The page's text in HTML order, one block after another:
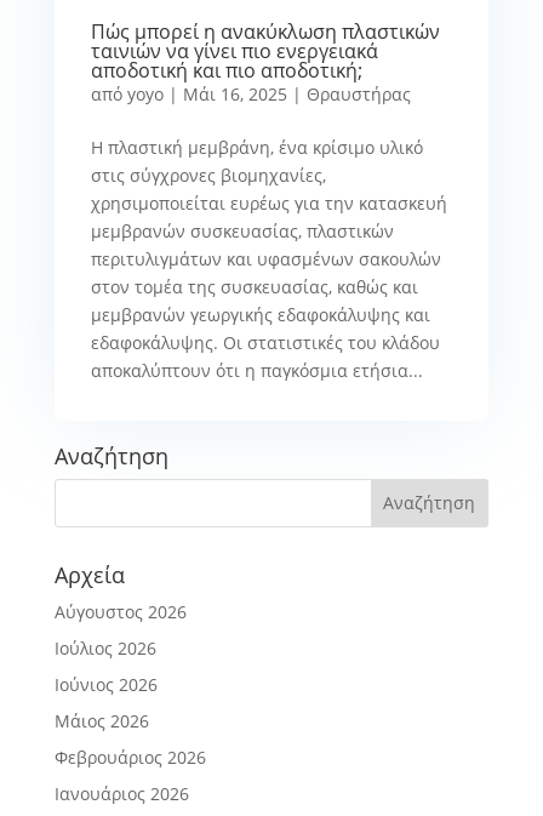
Πώς μπορεί η ανακύκλωση πλαστικών
ταινιών να γίνει πιο ενεργειακά
αποδοτική και πιο αποδοτική;
από yoyo| Μάι 16, 2025 | Θραυστήρας
Η πλαστική μεμβράνη, ένα κρίσιμο υλικό
στις σύγχρονες βιομηχανίες,
χρησιμοποιείται ευρέως για την κατασκευή
μεμβρανών συσκευασίας, πλαστικών
περιτυλιγμάτων και υφασμένων σακουλών
στον τομέα της συσκευασίας, καθώς και
μεμβρανών γεωργικής εδαφοκάλυψης και
εδαφοκάλυψης. Οι στατιστικές του κλάδου
αποκαλύπτουν ότι η παγκόσμια ετήσια...
Αναζήτηση
Αρχεία
Αύγουστος 2026
Ιούλιος 2026
Ιούνιος 2026
Μάιος 2026
Φεβρουάριος 2026
Ιανουάριος 2026